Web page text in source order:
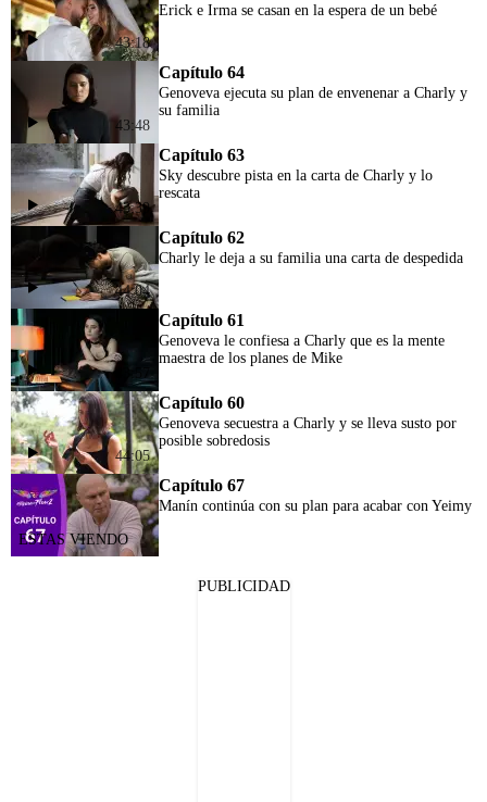
43:18
Erick e Irma se casan en la espera de un bebé
43:48
Capítulo 64
Genoveva ejecuta su plan de envenenar a Charly y
su familia
43:39
Capítulo 63
Sky descubre pista en la carta de Charly y lo
rescata
44:04
Capítulo 62
Charly le deja a su familia una carta de despedida
Capítulo 61
Genoveva le confiesa a Charly que es la mente
maestra de los planes de Mike
44:05
Capítulo 60
Genoveva secuestra a Charly y se lleva susto por
posible sobredosis
Capítulo 67
Manín continúa con su plan para acabar con Yeimy
PUBLICIDAD